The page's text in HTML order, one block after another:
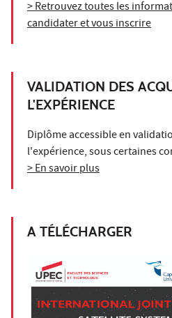
> Retrouvez toutes les
candidater et vous inscrire
VALIDATION DES
L'EXPÉRIENCE
Diplôme accessible en
l'expérience, sous certaines
> En savoir plus
A TÉLÉCHARGER